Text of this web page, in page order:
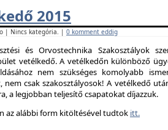
2015
| Nincs kategória. | 0 komment eddig
és Orvostechnika Szakosztályok
vetélkedő. A vetélkedőn különböző
nem szükséges komolyabb
nem csak szakosztályosok! A vetélkedő
a legjobban teljesítő csapatokat díjazzuk.
az alábbi form kitöltésével tudtok itt.